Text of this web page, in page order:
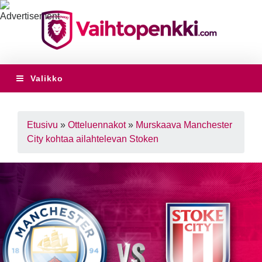
Valikko
Etusivu » Otteluennakot» Murskaava Manchester
City kohtaa ailahtelevan Stoken